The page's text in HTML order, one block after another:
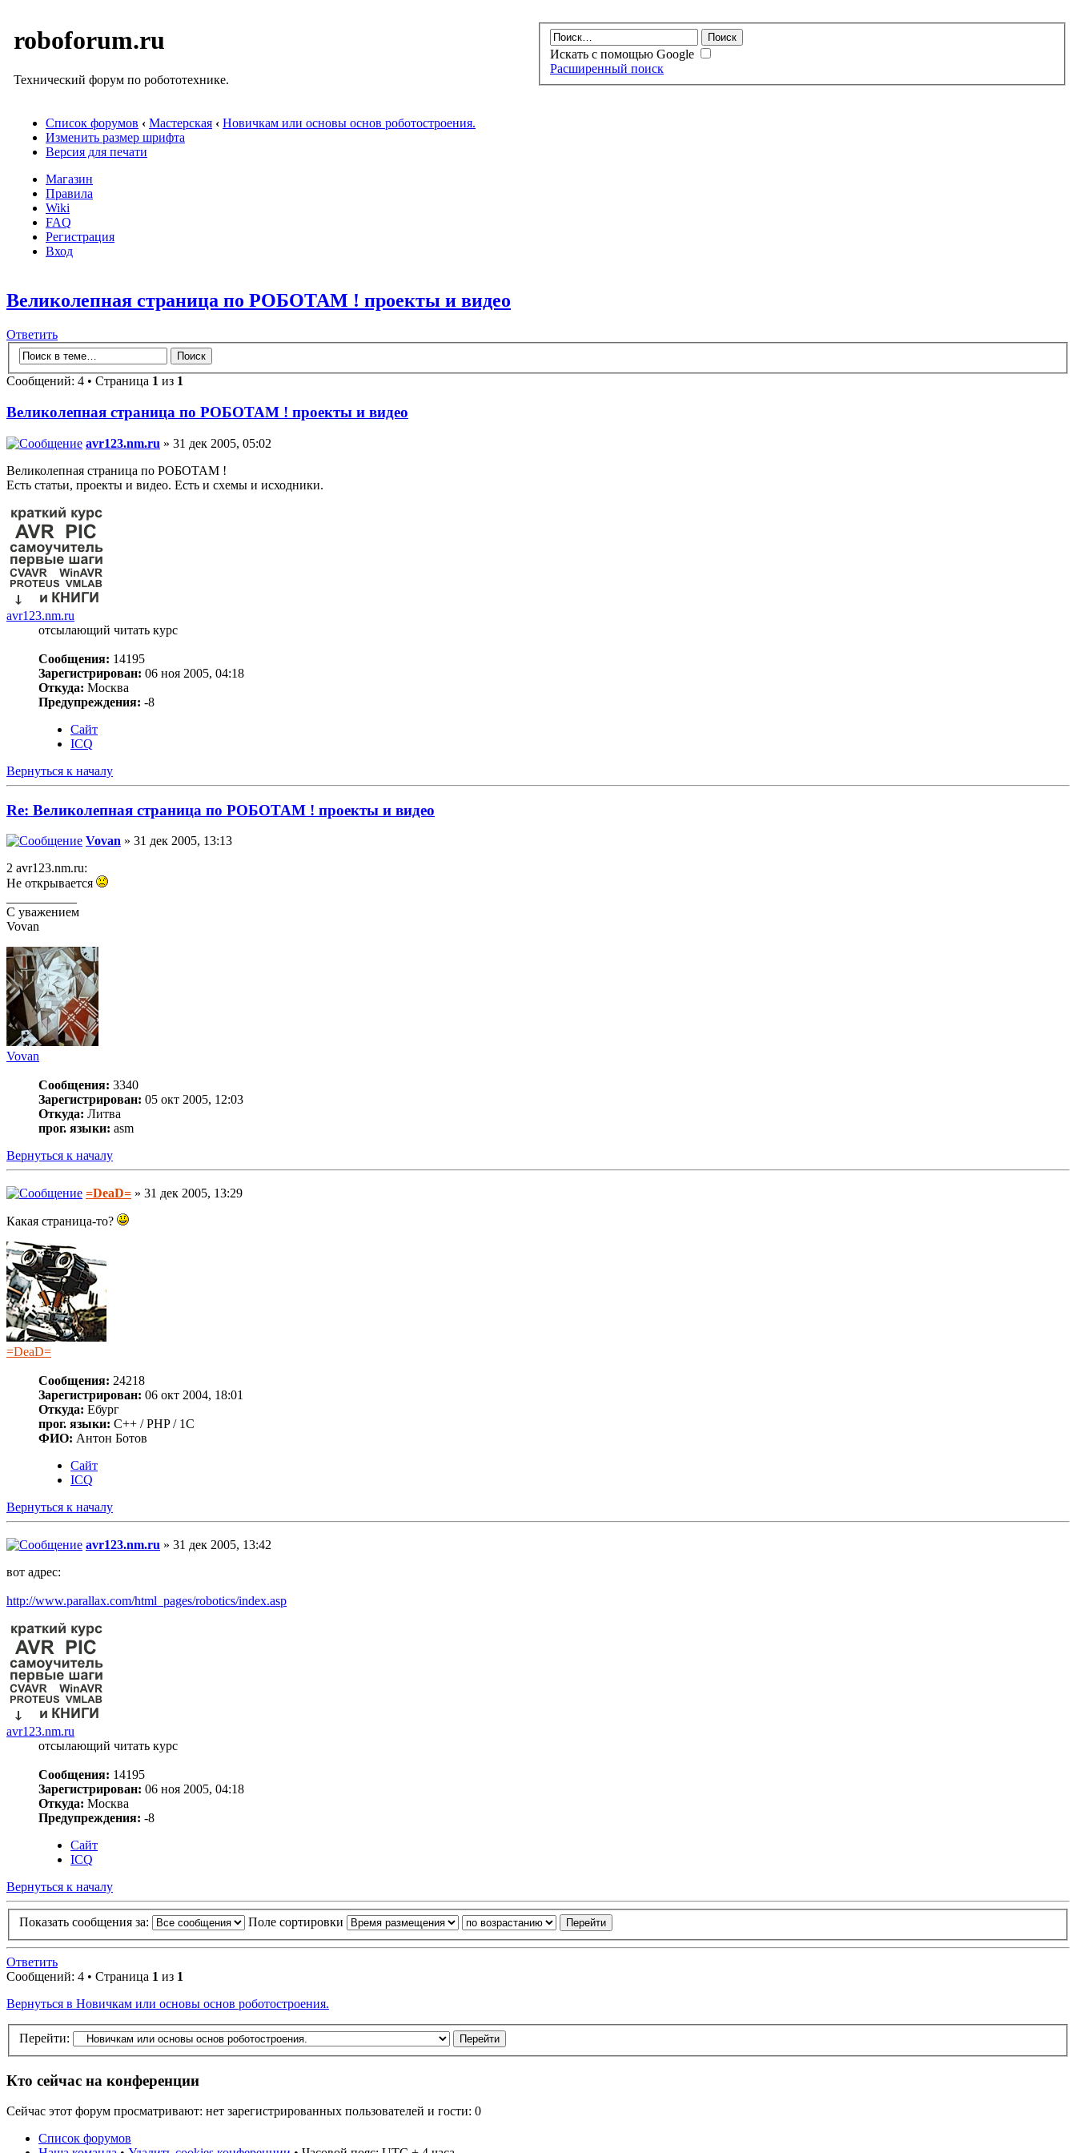
roboforum.ru
Технический форум по робототехнике.
Искать с помощью Google
Расширенный поиск
Список форумов ‹ Мастерская ‹ Новичкам или основы основ роботостроения.
Изменить размер шрифта
Версия для печати
Магазин
Правила
Wiki
FAQ
Регистрация
Вход
Великолепная страница по РОБОТАМ ! проекты и видео
Ответить
Сообщений: 4 • Страница 1 из 1
Великолепная страница по РОБОТАМ ! проекты и видео
avr123.nm.ru » 31 дек 2005, 05:02
Великолепная страница по РОБОТАМ !
Есть статьи, проекты и видео. Есть и схемы и исходники.
avr123.nm.ru
отсылающий читать курс
Сообщения: 14195
Зарегистрирован: 06 ноя 2005, 04:18
Откуда: Москва
Предупреждения: -8
Сайт
ICQ
Вернуться к началу
Re: Великолепная страница по РОБОТАМ ! проекты и видео
Vovan » 31 дек 2005, 13:13
2 avr123.nm.ru:
Не открывается
С уважением
Vovan
Vovan
Сообщения: 3340
Зарегистрирован: 05 окт 2005, 12:03
Откуда: Литва
прог. языки: asm
Вернуться к началу
=DeaD= » 31 дек 2005, 13:29
Какая страница-то?
=DeaD=
Сообщения: 24218
Зарегистрирован: 06 окт 2004, 18:01
Откуда: Ебург
прог. языки: C++ / PHP / 1C
ФИО: Антон Ботов
Сайт
ICQ
Вернуться к началу
avr123.nm.ru » 31 дек 2005, 13:42
вот адрес:
http://www.parallax.com/html_pages/robotics/index.asp
avr123.nm.ru
отсылающий читать курс
Сообщения: 14195
Зарегистрирован: 06 ноя 2005, 04:18
Откуда: Москва
Предупреждения: -8
Сайт
ICQ
Вернуться к началу
Показать сообщения за: Поле сортировки
Ответить
Сообщений: 4 • Страница 1 из 1
Вернуться в Новичкам или основы основ роботостроения.
Перейти:
Кто сейчас на конференции
Сейчас этот форум просматривают: нет зарегистрированных пользователей и гости: 0
Список форумов